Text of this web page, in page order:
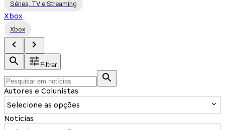
Séries, TV e Streaming
Xbox
Xbox
Filtrar
Autores e Colunistas
Selecione as opções
Notícias